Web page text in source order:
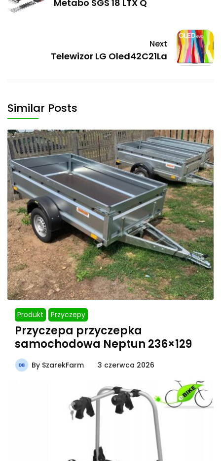
Metabo SGS 18 LTX Q
Next
Telewizor LG Oled42C21La
Similar Posts
Produkt Przyczepy
Przyczepa przyczepka
samochodowa Neptun 236×129
By SzarekFarm 3 czerwca 2026